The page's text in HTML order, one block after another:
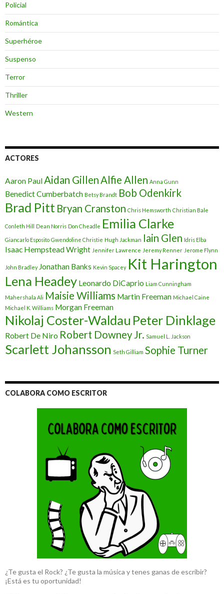
Policial
Romántica
Superhéroe
Suspenso
Terror
Thriller
Western
ACTORES
Aaron PaulAidan GillenAlfie Allen Anna Gunn
Benedict Cumberbatch Betsy Brandt Bob Odenkirk
Brad Pitt Bryan Cranston Chris Hemsworth Christian Bale
Conleth Hill Dean Norris Don Cheadle Emilia Clarke
Giancarlo Esposito Gwendoline Christie Hugh Jackman Iain Glen Idris Elba
Isaac Hempstead Wright Jennifer Lawrence Jeremy Renner Jerome Flynn
John Bradley Jonathan Banks Kevin Spacey Kit Harington
Lena Headey Leonardo DiCaprio Liam Cunningham
Mahershala Ali Maisie Williams Martin Freeman Michael Caine
Michael K. Williams Morgan Freeman
Nikolaj Coster-Waldau Peter Dinklage
Robert De Niro Robert Downey Jr. Samuel L. Jackson
Scarlett Johansson Seth Gilliam Sophie Turner
COLABORA COMO ESCRITOR
¿Te gusta el Rock? ¿Te gusta la música y tenes ganas de escribir?
¡Está es tu oportunidad!